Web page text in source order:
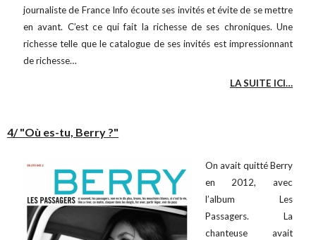
journaliste de France Info écoute ses invités et évite de se mettre
en avant. C’est ce qui fait la richesse de ses chroniques. Une
richesse telle que le catalogue de ses invités est impressionnant
de richesse…
LA SUITE ICI…
4/ "Où es-tu, Berry ?"
On avait quitté Berry
en 2012, avec
l’album Les
Passagers. La
chanteuse avait